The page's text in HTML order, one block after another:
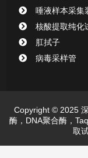
唾液样本采集
核酸提取纯化
肛拭子
病毒采样管
Copyright © 2025
酶，DNA聚合酶，
取